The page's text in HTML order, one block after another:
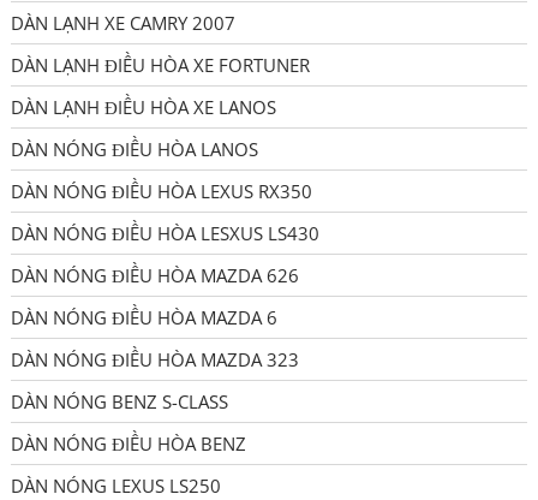
DÀN LẠNH XE CAMRY 2007
DÀN LẠNH ĐIỀU HÒA XE FORTUNER
DÀN LẠNH ĐIỀU HÒA XE LANOS
DÀN NÓNG ĐIỀU HÒA LANOS
DÀN NÓNG ĐIỀU HÒA LEXUS RX350
DÀN NÓNG ĐIỀU HÒA LESXUS LS430
DÀN NÓNG ĐIỀU HÒA MAZDA 626
DÀN NÓNG ĐIỀU HÒA MAZDA 6
DÀN NÓNG ĐIỀU HÒA MAZDA 323
DÀN NÓNG BENZ S-CLASS
DÀN NÓNG ĐIỀU HÒA BENZ
DÀN NÓNG LEXUS LS250